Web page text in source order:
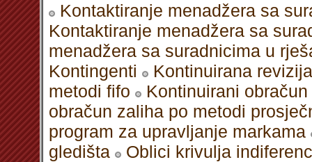
Kontaktiranje menadžera sa
Kontaktiranje menadžera sa
menadžera sa suradnicima u
Kontingenti
Kontinuirana revizija
metodi fifo
Kontinuirani
obračun zaliha po metodi
program za upravljanje markama
gledišta
Oblici krivulja